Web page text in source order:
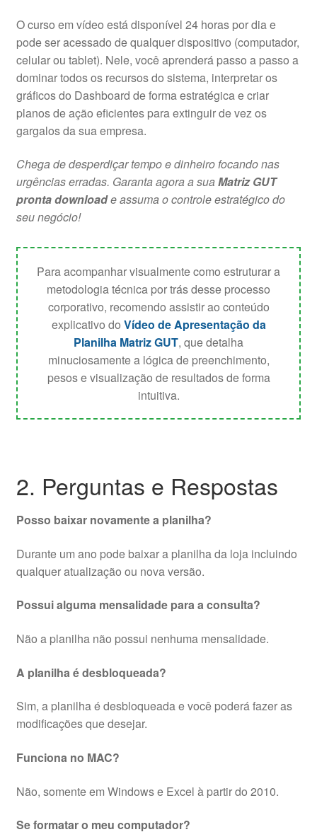
O curso em vídeo está disponível 24 horas por dia e
pode ser acessado de qualquer dispositivo (computador,
celular ou tablet). Nele, você aprenderá passo a passo a
dominar todos os recursos do sistema, interpretar os
gráficos do Dashboard de forma estratégica e criar
planos de ação eficientes para extinguir de vez os
gargalos da sua empresa.
Chega de desperdiçar tempo e dinheiro focando nas
urgências erradas. Garanta agora a suaMatriz GUT
pronta downloade assuma o controle estratégico do
seu negócio!
Para acompanhar visualmente como estruturar a
metodologia técnica por trás desse processo
corporativo, recomendo assistir ao conteúdo
explicativo do Vídeo de Apresentação da
Planilha Matriz GUT, que detalha
minuciosamente a lógica de preenchimento,
pesos e visualização de resultados de forma
intuitiva.
2. Perguntas e Respostas
Posso baixar novamente a planilha?
Durante um ano pode baixar a planilha da loja incluindo
qualquer atualização ou nova versão.
Possui alguma mensalidade para a consulta?
Não a planilha não possui nenhuma mensalidade.
A planilha é desbloqueada?
Sim, a planilha é desbloqueada e você poderá fazer as
modificações que desejar.
Funciona no MAC?
Não, somente em Windows e Excel à partir do 2010.
Se formatar o meu computador?